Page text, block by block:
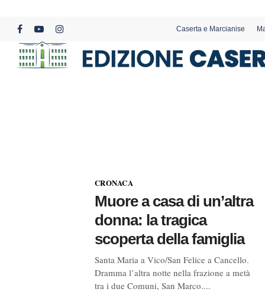
content
facebookyoutubeinstagram
Caserta e Marcianise
CRONACA
Muore a casa di un’altra
donna: la tragica
scoperta della famiglia
Santa Maria a Vico/San Felice a Cancello.
Dramma l’altra notte nella frazione a metà
tra i due Comuni, San Marco....